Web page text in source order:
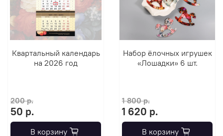
Квартальный календарь
на 2026 год
200 р.
50 р.
В корзину
Набор ёлочных игрушек
«Лошадки» 6 шт.
1 800 р.
1 620 р.
В корзину